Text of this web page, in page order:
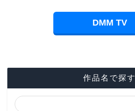
DMM TV
作品名で探す